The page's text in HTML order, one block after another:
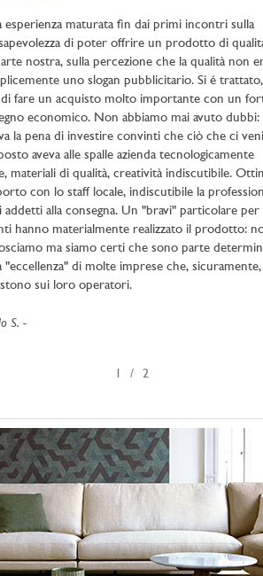
esperienza maturata fin dai primi incontri sulla
di poter offrire un prodotto di
nostra, sulla percezione che la qualità non
uno slogan pubblicitario. Si é
di fare un acquisto molto importante con un
economico. Non abbiamo mai avuto dubbi:
la pena di investire convinti che ciò che ci
aveva alle spalle azienda tecnologicamente
materiali di qualità, creatività indiscutibile.
con lo staff locale, indiscutibile la
addetti alla consegna. Un "bravi" particolare per
hanno materialmente realizzato il prodotto:
ma siamo certi che sono parte
"eccellenza" di molte imprese che, sicuramente,
sui loro operatori.
S.
1 2
next